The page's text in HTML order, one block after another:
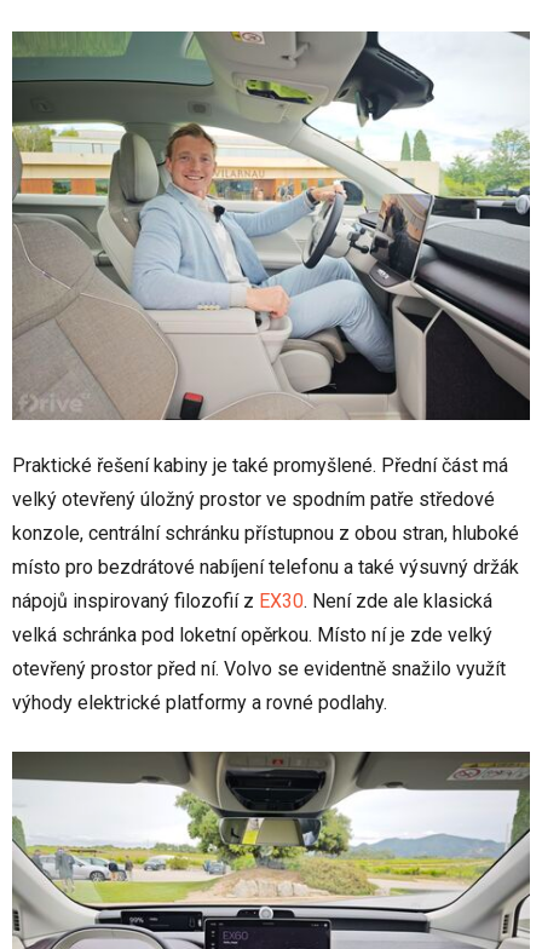
Praktické řešení kabiny je také promyšlené. Přední část má
velký otevřený úložný prostor ve spodním patře středové
konzole, centrální schránku přístupnou z obou stran, hluboké
místo pro bezdrátové nabíjení telefonu a také výsuvný držák
nápojů inspirovaný filozofií z EX30. Není zde ale klasická
velká schránka pod loketní opěrkou. Místo ní je zde velký
otevřený prostor před ní. Volvo se evidentně snažilo využít
výhody elektrické platformy a rovné podlahy.